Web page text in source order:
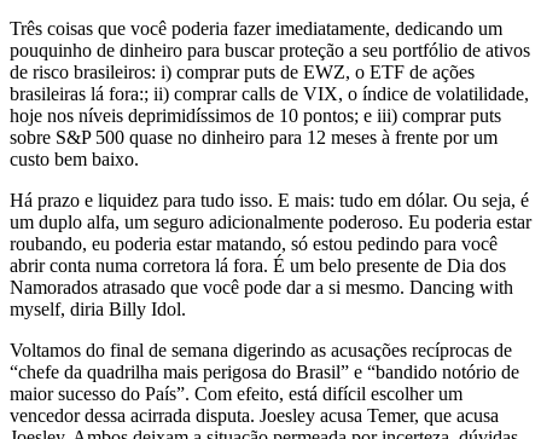
Três coisas que você poderia fazer imediatamente, dedicando um
pouquinho de dinheiro para buscar proteção a seu portfólio de ativos
de risco brasileiros: i) comprar puts de EWZ, o ETF de ações
brasileiras lá fora:; ii) comprar calls de VIX, o índice de volatilidade,
hoje nos níveis deprimidíssimos de 10 pontos; e iii) comprar puts
sobre S&P 500 quase no dinheiro para 12 meses à frente por um
custo bem baixo.
Há prazo e liquidez para tudo isso. E mais: tudo em dólar. Ou seja, é
um duplo alfa, um seguro adicionalmente poderoso. Eu poderia estar
roubando, eu poderia estar matando, só estou pedindo para você
abrir conta numa corretora lá fora. É um belo presente de Dia dos
Namorados atrasado que você pode dar a si mesmo. Dancing with
myself, diria Billy Idol.
Voltamos do final de semana digerindo as acusações recíprocas de
“chefe da quadrilha mais perigosa do Brasil” e “bandido notório de
maior sucesso do País”. Com efeito, está difícil escolher um
vencedor dessa acirrada disputa. Joesley acusa Temer, que acusa